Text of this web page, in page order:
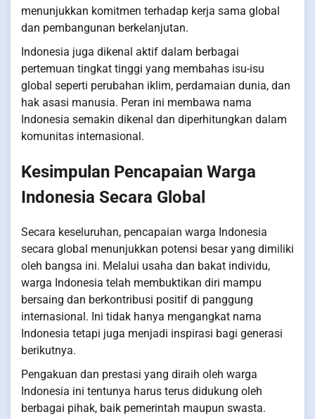
menunjukkan komitmen terhadap kerja sama global
dan pembangunan berkelanjutan.
Indonesia juga dikenal aktif dalam berbagai
pertemuan tingkat tinggi yang membahas isu-isu
global seperti perubahan iklim, perdamaian dunia, dan
hak asasi manusia. Peran ini membawa nama
Indonesia semakin dikenal dan diperhitungkan dalam
komunitas internasional.
Kesimpulan Pencapaian Warga
Indonesia Secara Global
Secara keseluruhan, pencapaian warga Indonesia
secara global menunjukkan potensi besar yang dimiliki
oleh bangsa ini. Melalui usaha dan bakat individu,
warga Indonesia telah membuktikan diri mampu
bersaing dan berkontribusi positif di panggung
internasional. Ini tidak hanya mengangkat nama
Indonesia tetapi juga menjadi inspirasi bagi generasi
berikutnya.
Pengakuan dan prestasi yang diraih oleh warga
Indonesia ini tentunya harus terus didukung oleh
berbagai pihak, baik pemerintah maupun swasta.